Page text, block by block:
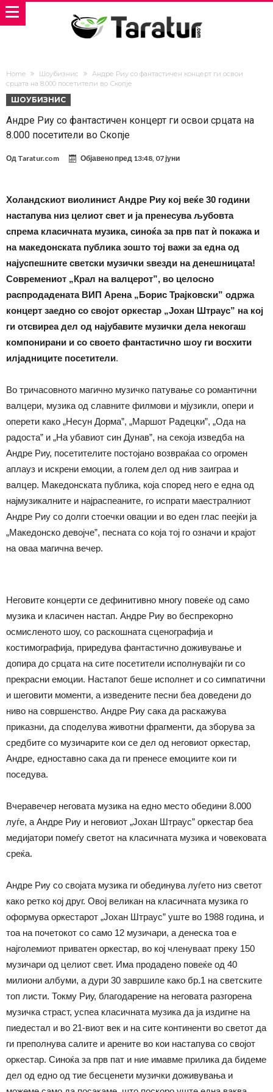
Home Шоубизнис
Андре Риу со фантастичен концерт ги освои
срцата на 8.000 посетители во Скопје
ШОУБИЗНИС
Андре Риу со фантастичен концерт ги освои срцата на
8.000 посетители во Скопје
Од Taratur.com Објавено пред 13:48, 07 јуни
Холандскиот виолинист Андре Риу кој веќе 30 години
настапува низ целиот свет и ја пренесува љубовта
спрема класичната музика, синоќа за прв пат ѝ покажа и
на македонската публика зошто тој важи за една од
најуспешните светски музички ѕвезди на денешницата!
Современиот „Крал на валцерот”, во целосно
распродадената ВИП Арена „Борис Трајковски” одржа
концерт заедно со својот оркестар „Јохан Штраус” на кој
ги отсвиреа дел од најубавите музички дела некогаш
компонирани и со своето фантастично шоу ги восхити
илјадниците посетители.
Во тричасовното магично музичко патување со романтични
валцери, музика од славните филмови и мјузикли, опери и
оперети како „Несун Дорма”, „Маршот Радецки”, „Ода на
радоста” и „На убавиот син Дунав”, на секоја изведба на
Андре Риу, посетителите постојано возвраќаа со огромен
аплауз и искрени емоции, а голем дел од нив заиграа и
валцер. Македонската публика, која според него е една од
најмузикалните и најраспеаните, го испрати маестралниот
Андре Риу со долги стоечки овации и во еден глас пеејќи ја
„Македонско девојче”, песната со која тој го означи и крајот
на оваа магична вечер.
Неговите концерти се дефинитивно многу повеќе од само
музика и класичен настап. Андре Риу во беспрекорно
осмисленото шоу, со раскошната сценографија и
костимографија, приредува фантастично доживување и
допира до срцата на сите посетители исполнувајќи ги со
прекрасни емоции. Настапот беше исполнет и со симпатични
и шеговити моменти, а изведените песни беа доведени до
ниво на совршенство. Андре Риу сака да раскажува
приказни, да споделува животни фрагменти, да зборува за
средбите со музичарите кои се дел од неговиот оркестар,
Андре, едноставно сака да ги пренесе емоциите кои ги
поседува.
Вчеравечер неговата музика на едно место обедини 8.000
луѓе, а Андре Риу и неговиот „Јохан Штраус” оркестар беа
медијатори помеѓу светот на класичната музика и човековата
среќа.
Андре Риу со својата музика ги обединува луѓето низ светот
како ретко кој друг. Овој великан на класичната музика го
оформува оркестарот „Јохан Штраус” уште во 1988 година, и
тоа на почетокот со само 12 музичари, а денеска тоа е
најголемиот приватен оркестар, во кој членуваат преку 150
музичари од целиот свет. Има продадено повеќе од 40
милиони албуми, а дури 30 завршиле како бр.1 на светските
топ листи. Токму Риу, благодарение на неговата разгорена
музичка страст, успеа класичната музика да ја издигне на
пиедестал и во 21-виот век и на сите континенти во светот да
ги преполнува салите и арените во кои настапува со својот
оркестар. Синоќа за прв пат и ние имавме прилика да бидеме
дел од едно од тие бесценети музички доживувања и